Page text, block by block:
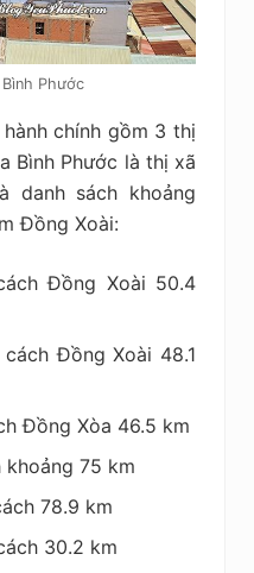
Phước
chính gồm 3 thị
Bình Phước là thị xã
danh sách khoảng
Đồng Xoài:
Đồng Xoài 50.4
Đồng Xoài 48.1
Đồng Xòa 46.5 km
khoảng 75 km
78.9 km
30.2 km